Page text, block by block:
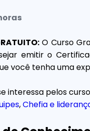
O Curso
emitir o
você tenha uma
interessa pelos
,Chefia e